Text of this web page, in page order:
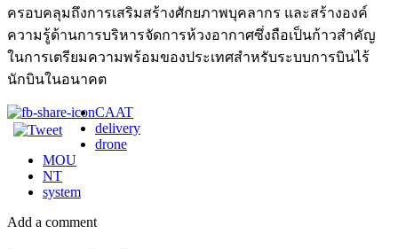
ครอบคลุมถึงการเสริมสร้างศักยภาพบุคลากร และสร้างองค์
ความรู้ด้านการบริหารจัดการห้วงอากาศซึ่งถือเป็นก้าวสำคัญ
ในการเตรียมความพร้อมของประเทศสำหรับระบบการบินไร้
นักบินในอนาคต
CAAT
delivery
drone
MOU
NT
system
Add a comment